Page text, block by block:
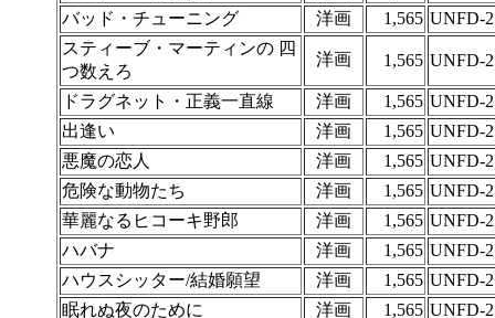
バッド・チューニング
洋画 1,565 UNFD-
スティーブ・マーティンの 四
つ数えろ
洋画 1,565 UNFD-
ドラグネット・正義一直線 洋画 1,565 UNFD-
出逢い
洋画 1,565 UNFD-
悪魔の恋人
洋画 1,565 UNFD-
危険な動物たち
洋画 1,565 UNFD-
華麗なるヒコーキ野郎
洋画 1,565 UNFD-
ハバナ
洋画 1,565 UNFD-
ハウスシッター/結婚願望
洋画 1,565 UNFD-
眠れぬ夜のために
洋画 1,565 UNFD-